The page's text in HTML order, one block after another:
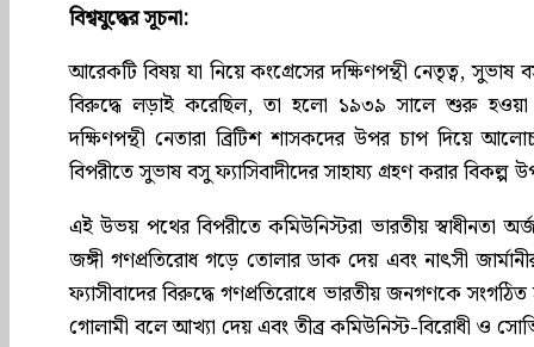
বিশ্বযুদ্ধের সূচনা:
আরেকটি বিষয় যা নিয়ে কংগ্রেসের দক্ষিণপন্থী নেতৃত্ব,
বিরুদ্ধে লড়াই করেছিল, তা হলো ১৯৩৯ সালে শুরু হওয়া
দক্ষিণপন্থী নেতারা ব্রিটিশ শাসকদের উপর চাপ দিয়ে
বিপরীতে সুভাষ বসু ফ্যাসিবাদীদের সাহায্য গ্রহণ করার বিকল্প
এই উভয় পথের বিপরীতে কমিউনিস্টরা ভারতীয় স্বাধীনতা
জঙ্গী গণপ্রতিরোধ গড়ে তোলার ডাক দেয় এবং নাৎসী
ফ্যাসীবাদের বিরুদ্ধে গণপ্রতিরোধে ভারতীয় জনগণকে
গোলামী বলে আখ্যা দেয় এবং তীব্র কমিউনিস্ট-বিরোধী ও